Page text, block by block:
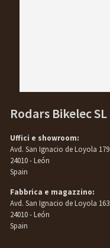
Rodars Bikelec SL
Uffici e showroom:
Avd. San Ignacio de Loyola 179
24010 - León
Spain
Fabbrica e magazzino:
Avd. San Ignacio de Loyola 163
24010 - León
Spain